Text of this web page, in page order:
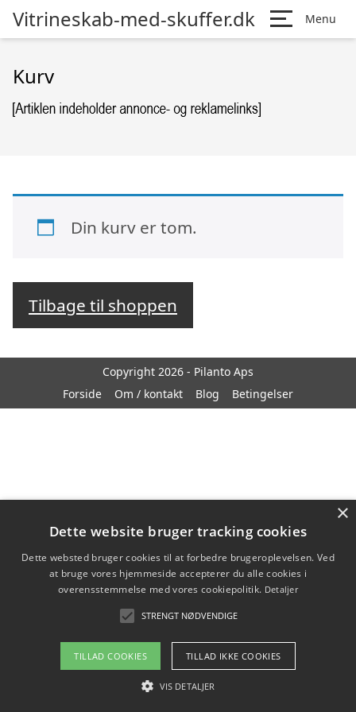
Vitrineskab-med-skuffer.dk Menu
Kurv
Din kurv er tom.
Tilbage til shoppen
Copyright 2026 - Pilanto Aps
Forside
Om / kontakt Blog Betingelser
×
Dette website bruger tracking cookies
Dette websted bruger cookies til at forbedre brugeroplevelsen. Ved
at bruge vores hjemmeside accepterer du alle cookies i
overensstemmelse med vores cookiepolitik. Detaljer
STRENGT NØDVENDIGE
TILLAD COOKIES TILLAD IKKE COOKIES
VIS DETALJER